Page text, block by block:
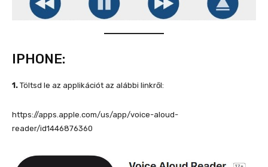
IPHONE:
1. Töltsd le az applikációt az alábbi linkről:
https://apps.apple.com/us/app/voice-aloud-
reader/id1446876360